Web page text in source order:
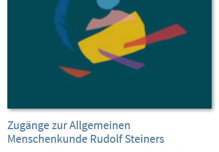
Zugänge zur Allgemeinen
Menschenkunde Rudolf Steiners